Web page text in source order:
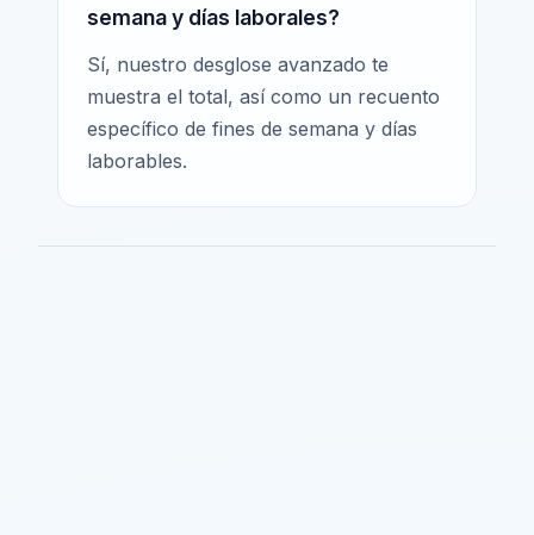
semana y días laborales?
Sí, nuestro desglose avanzado te
muestra el total, así como un recuento
específico de fines de semana y días
laborables.